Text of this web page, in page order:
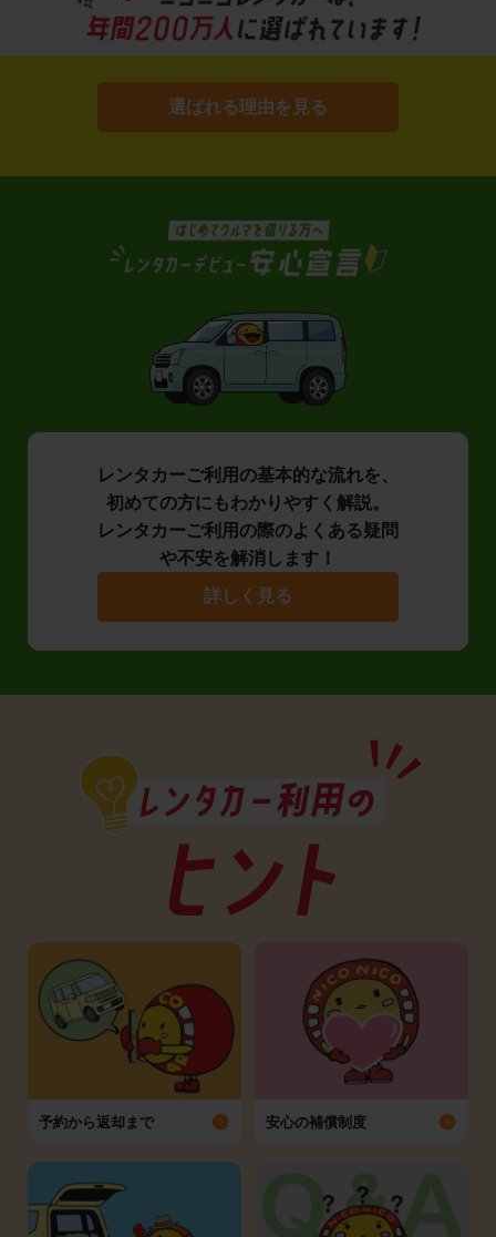
選ばれる理由を見る
レンタカーご利用の基本的な流れを、
初めての方にもわかりやすく解説。
レンタカーご利用の際のよくある疑問
や不安を解消します！
詳しく見る
予約から返却まで 安心の補償制度